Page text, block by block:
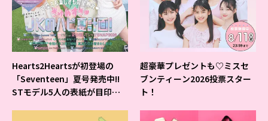
Hearts2Heartsが初登場の
「Seventeen」夏号発売中!!
STモデル5人の表紙が目印だ
超豪華プレゼントも♡ミスセ
ブンティーン2026投票スター
ト！